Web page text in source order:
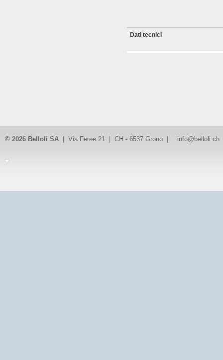
Dati tecnici
© 2026 Belloli SA | Via Feree 21 | CH - 6537 Grono | info@belloli.ch